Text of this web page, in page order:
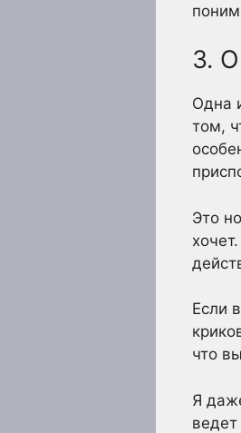
3.
Одна
том,
Это
Если
что
Я
ведет